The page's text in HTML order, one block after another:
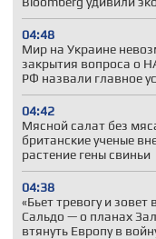
04:48
Мир на Украине
закрытия вопроса о
РФ назвали главное
04:42
Мясной салат без
британские ученые
растение гены свиньи
04:38
«Бьет тревогу и зовет
Сальдо — о планах
втянуть Европу в